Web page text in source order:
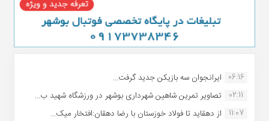
06:16 ایرانجوان سه بازیکن جدید گرفت...
02:11
تصاویر تمرین شاهین شهردارى بوشهر در ورزشگاه شهید ب...
11:07
از دهقاید تا فولاد خوزستان با رضا دهقان:افتخار میک...